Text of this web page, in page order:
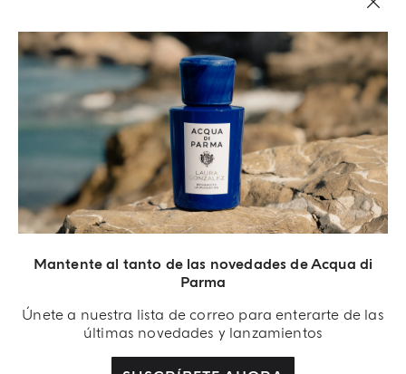
Mantente al tanto de las novedades de Acqua di
Parma
Únete a nuestra lista de correo para enterarte de las
últimas novedades y lanzamientos
Acqua Di Parma S.r.l., con un capital de 420 000.00 € registrado en el Registro de
Comercio de Milán con el número IT04215670375 con sede en Via Giovanni
Spadolini 7 Edificio B 20141 Milán, Italia.